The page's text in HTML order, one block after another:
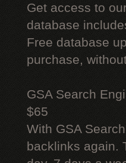
Get access to
database
Free database
purchase,
GSA Search
$65
With GSA
backlinks again.